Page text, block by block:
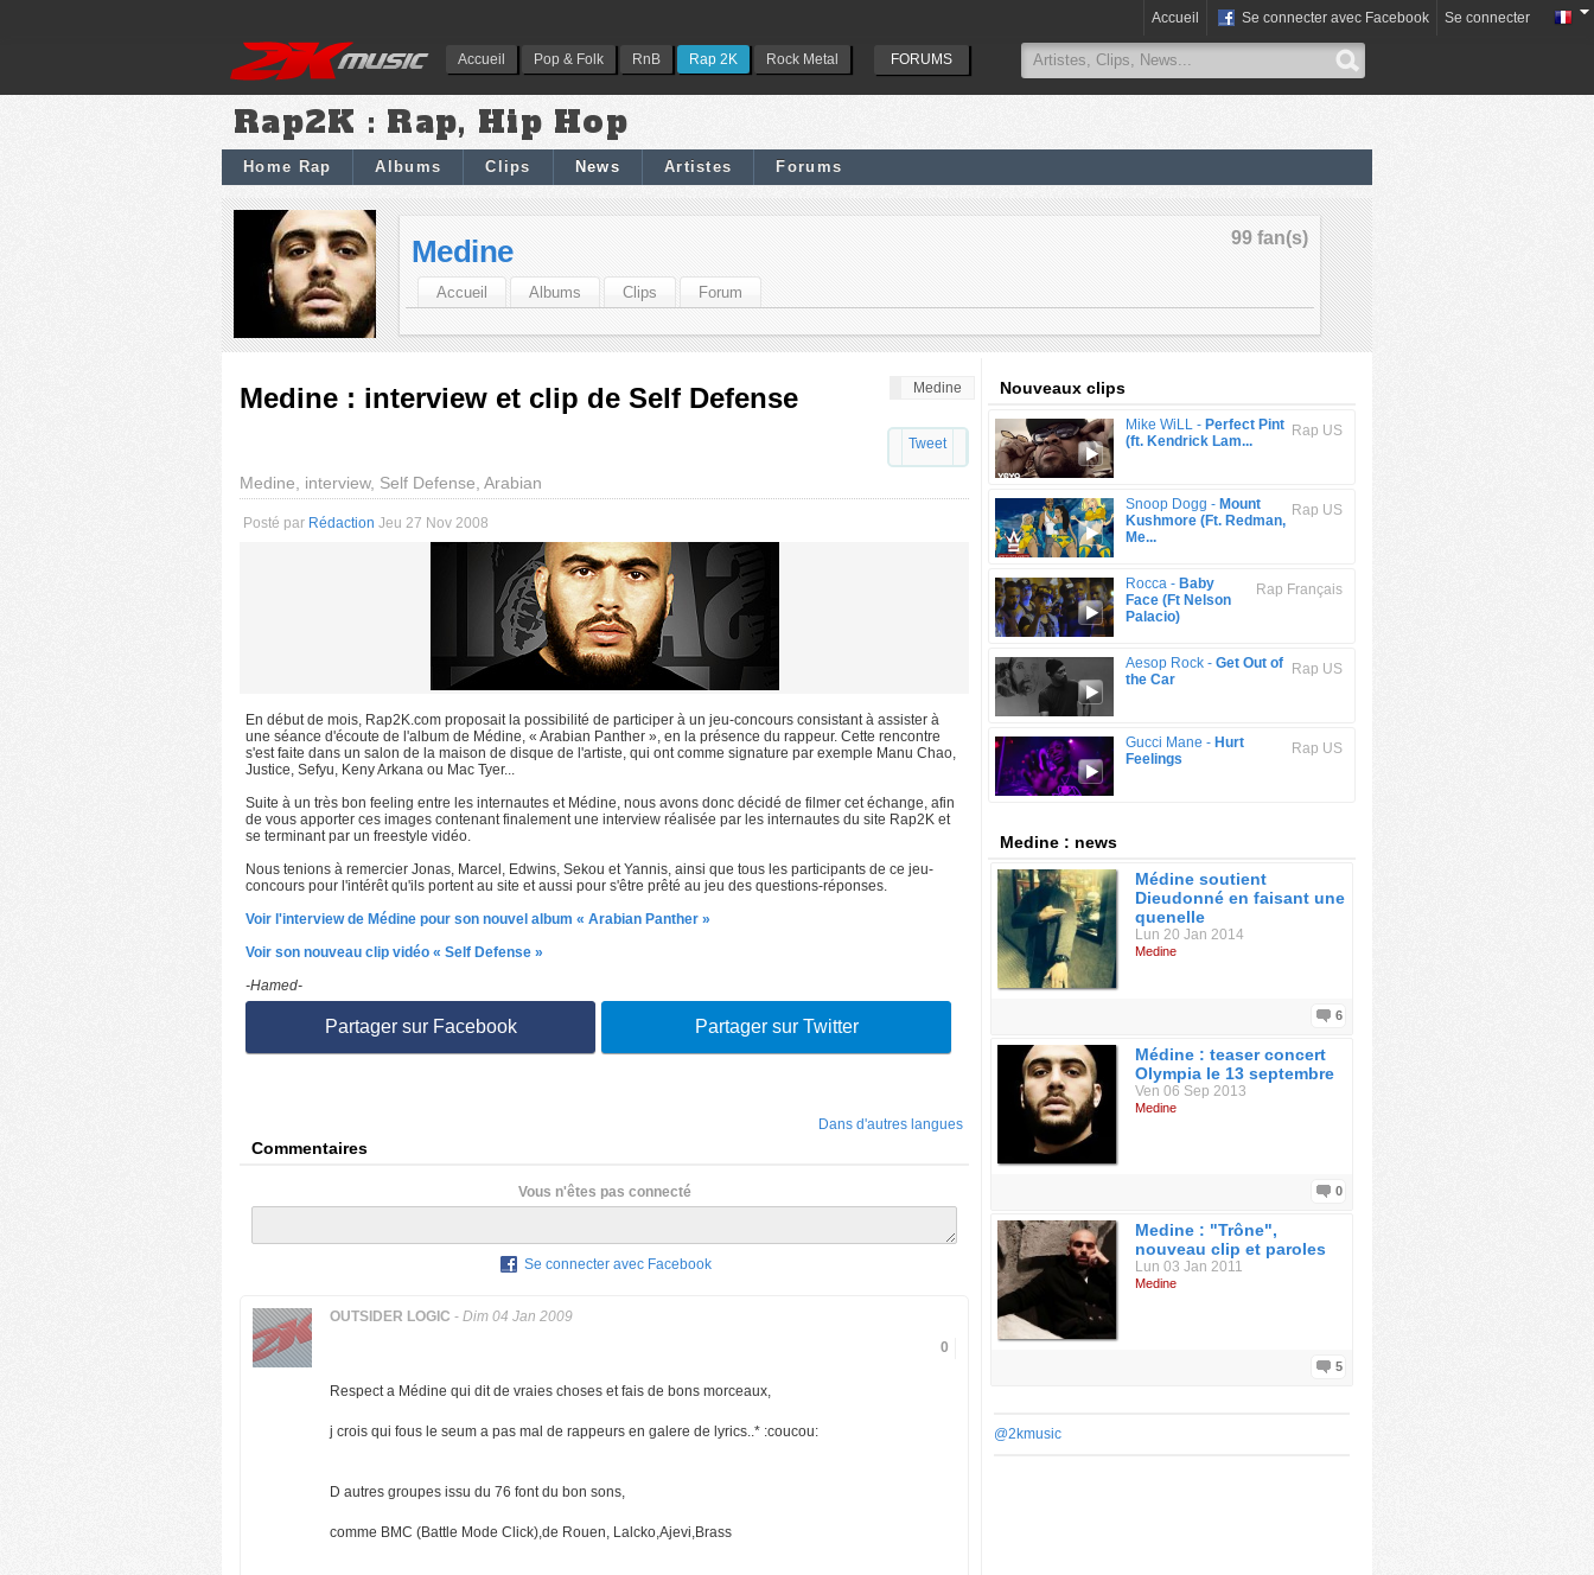
Accueil Pop & Folk RnB Rap 2K Rock Metal FORUMS
Accueil Se connecter avec Facebook Se connecter
Rap2K : Rap, Hip Hop
Home Rap Albums Clips News Artistes Forums
99 fan(s)
Medine
Accueil Albums Clips Forum
Medine
Medine : interview et clip de Self Defense
Tweet
Medine, interview, Self Defense, Arabian
Posté par Rédaction Jeu 27 Nov 2008
En début de mois, Rap2K.com proposait la possibilité de participer à un jeu-concours consistant à assister à
une séance d'écoute de l'album de Médine, « Arabian Panther », en la présence du rappeur. Cette rencontre
s'est faite dans un salon de la maison de disque de l'artiste, qui ont comme signature par exemple Manu Chao,
Justice, Sefyu, Keny Arkana ou Mac Tyer...
Suite à un très bon feeling entre les internautes et Médine, nous avons donc décidé de filmer cet échange, afin
de vous apporter ces images contenant finalement une interview réalisée par les internautes du site Rap2K et
se terminant par un freestyle vidéo.
Nous tenions à remercier Jonas, Marcel, Edwins, Sekou et Yannis, ainsi que tous les participants de ce jeu-
concours pour l'intérêt qu'ils portent au site et aussi pour s'être prêté au jeu des questions-réponses.
Voir l'interview de Médine pour son nouvel album « Arabian Panther »
Voir son nouveau clip vidéo « Self Defense »
-Hamed-
Partager sur Facebook Partager sur Twitter
Dans d'autres langues
Commentaires
Vous n'êtes pas connecté
Se connecter avec Facebook
OUTSIDER LOGIC - Dim 04 Jan 2009
0
Respect a Médine qui dit de vraies choses et fais de bons morceaux,
j crois qui fous le seum a pas mal de rappeurs en galere de lyrics..* :coucou:
D autres groupes issu du 76 font du bon sons,
comme BMC (Battle Mode Click),de Rouen, Lalcko,Ajevi,Brass
Nouveaux clips
Rap US
Mike WiLL - Perfect Pint
(ft. Kendrick Lam...
Rap US
Snoop Dogg - Mount
Kushmore (Ft. Redman,
Me...
Rap Français
Rocca - Baby
Face (Ft Nelson
Palacio)
Rap US
Aesop Rock - Get Out of
the Car
Rap US
Gucci Mane - Hurt
Feelings
Medine : news
Médine soutient
Dieudonné en faisant une
quenelle
Lun 20 Jan 2014
Medine
6
Médine : teaser concert
Olympia le 13 septembre
Ven 06 Sep 2013
Medine
0
Medine : "Trône",
nouveau clip et paroles
Lun 03 Jan 2011
Medine
5
@2kmusic